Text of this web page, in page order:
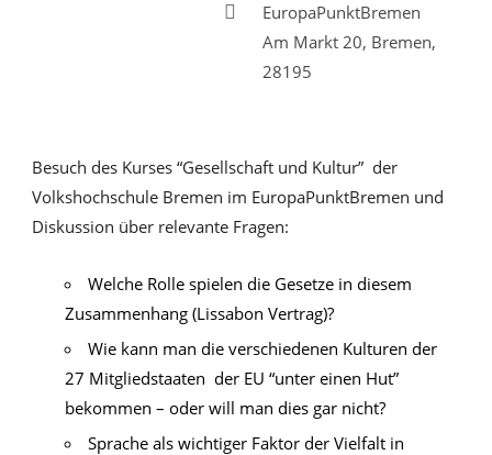
EuropaPunktBremen
Am Markt 20, Bremen,
28195
Besuch des Kurses “Gesellschaft und Kultur” der
Volkshochschule Bremen im EuropaPunktBremen und
Diskussion über relevante Fragen:
Welche Rolle spielen die Gesetze in diesem
Zusammenhang (Lissabon Vertrag)?
Wie kann man die verschiedenen Kulturen der
27 Mitgliedstaaten der EU “unter einen Hut”
bekommen – oder will man dies gar nicht?
Sprache als wichtiger Faktor der Vielfalt in